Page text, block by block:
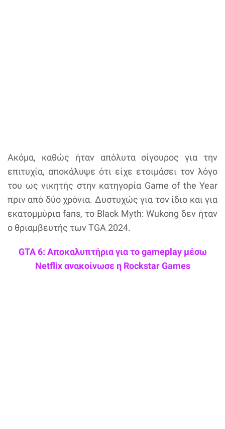
Ακόμα, καθώς ήταν απόλυτα σίγουρος για την
επιτυχία, αποκάλυψε ότι είχε ετοιμάσει τον λόγο
του ως νικητής στην κατηγορία Game of the Year
πριν από δύο χρόνια. Δυστυχώς για τον ίδιο και για
εκατομμύρια fans, το Black Myth: Wukong δεν ήταν
ο θριαμβευτής των TGA 2024.
GTA 6: Αποκαλυπτήρια για το gameplay μέσω
Netflix ανακοίνωσε η Rockstar Games